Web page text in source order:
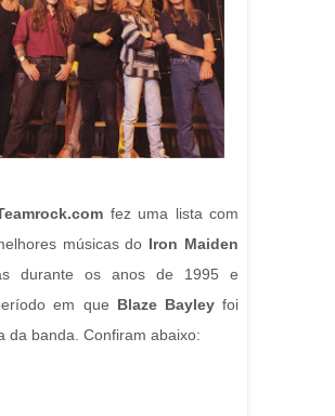
fez uma lista com
músicas do Iron Maiden
durante os anos de 1995 e
em que Blaze Bayleyfoi
da banda. Confiram abaixo: